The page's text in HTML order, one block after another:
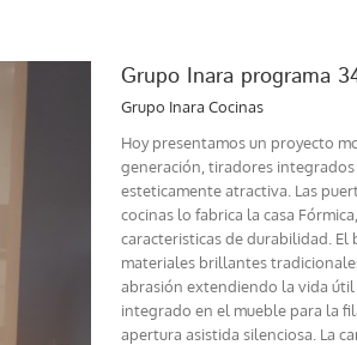
Grupo Inara programa
Grupo Inara Cocinas
Hoy presentamos un proyecto
generación, tiradores integrados
esteticamente atractiva. Las
cocinas lo fabrica la casa
caracteristicas de durabilidad. El
materiales brillantes
abrasión extendiendo la vida útil
integrado en el mueble para la
apertura asistida silenciosa. La